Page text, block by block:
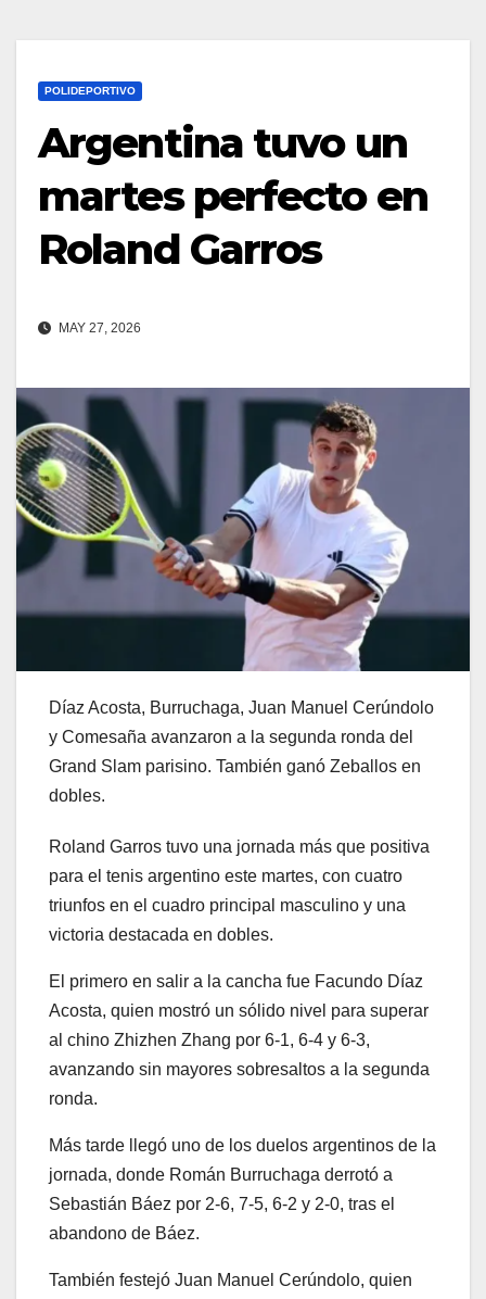
POLIDEPORTIVO
Argentina tuvo un
martes perfecto en
Roland Garros
MAY 27, 2026
Díaz Acosta, Burruchaga, Juan Manuel Cerúndolo
y Comesaña avanzaron a la segunda ronda del
Grand Slam parisino. También ganó Zeballos en
dobles.
Roland Garros tuvo una jornada más que positiva
para el tenis argentino este martes, con cuatro
triunfos en el cuadro principal masculino y una
victoria destacada en dobles.
El primero en salir a la cancha fue Facundo Díaz
Acosta, quien mostró un sólido nivel para superar
al chino Zhizhen Zhang por 6-1, 6-4 y 6-3,
avanzando sin mayores sobresaltos a la segunda
ronda.
Más tarde llegó uno de los duelos argentinos de la
jornada, donde Román Burruchaga derrotó a
Sebastián Báez por 2-6, 7-5, 6-2 y 2-0, tras el
abandono de Báez.
También festejó Juan Manuel Cerúndolo, quien